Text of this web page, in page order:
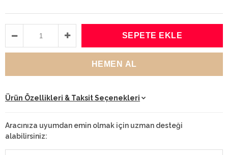
Ürün Özellikleri & Taksit Seçenekleri
Aracınıza uyumdan emin olmak için uzman desteği
alabilirsiniz: